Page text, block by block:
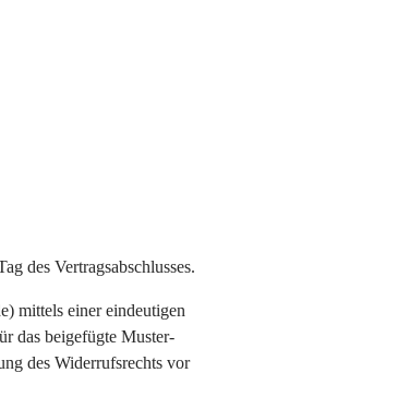
des Vertragsabschlusses.
mittels einer eindeutigen
das beigefügte Muster-
des Widerrufsrechts vor